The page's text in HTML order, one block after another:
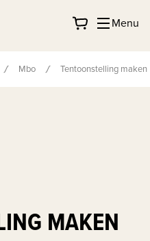
Menu
Mbo Tentoonstelling maken
MAKEN